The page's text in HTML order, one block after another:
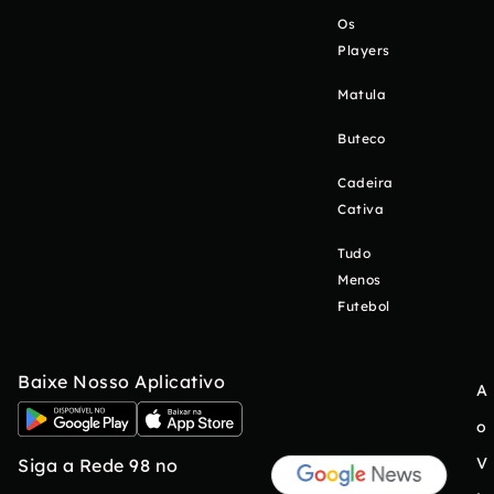
Os
Players
Matula
Buteco
Cadeira
Cativa
Tudo
Menos
Futebol
Baixe Nosso Aplicativo
Siga a Rede 98 no
A
o
V